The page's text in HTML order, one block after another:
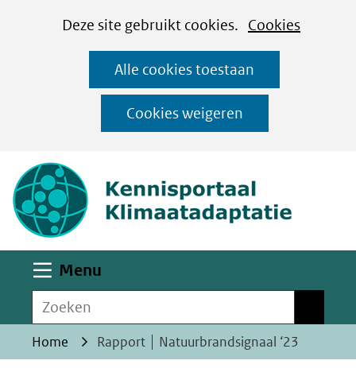
CookiesDeze site gebruikt cookies. Cookies
op
deze
website
worden
toegestaan
geweigerd.
Alle cookies toestaan
Cookies weigeren
Ga
naar
de
inhoud
Menu
Zoeken
Home Rapport │ Natuurbrandsignaal ‘23